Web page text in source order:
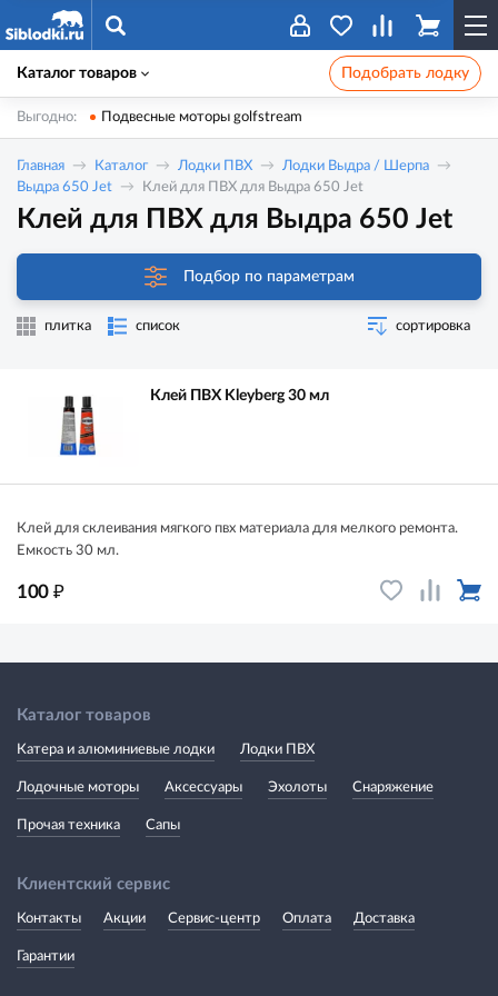
Каталог товаров Подобрать лодку
Выгодно: Подвесные моторы golfstream
Главная Каталог Лодки ПВХ
Лодки Выдра / Шерпа
Выдра 650 Jet
Клей для ПВХ для Выдра 650 Jet
Клей для ПВХ для Выдра 650 Jet
Подбор по параметрам
плитка список сортировка
Клей ПВХ Kleyberg 30 мл
Клей для склеивания мягкого пвх материала для мелкого ремонта.
Емкость 30 мл.
100 ₽
Каталог товаров
Катера и алюминиевые лодки Лодки ПВХ
Лодочные моторы Аксессуары Эхолоты Снаряжение
Прочая техника Сапы
Клиентский сервис
Контакты Акции Сервис-центр Оплата Доставка
Гарантии